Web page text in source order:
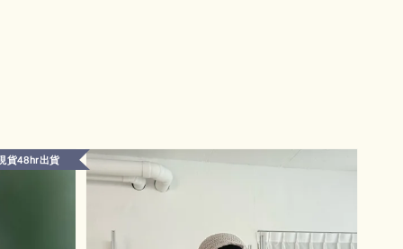
貨48hr出貨